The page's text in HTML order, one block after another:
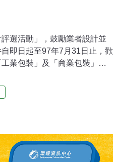
選活動」，鼓勵業者設計並
即日起至97年7月31日止，歡
業包裝」及「商業包裝」兩
，選出10件優選產品，由環
」、「經濟及環境效益」及
括：綠色設計創意、結構設
辦法可自環保署「限制產品